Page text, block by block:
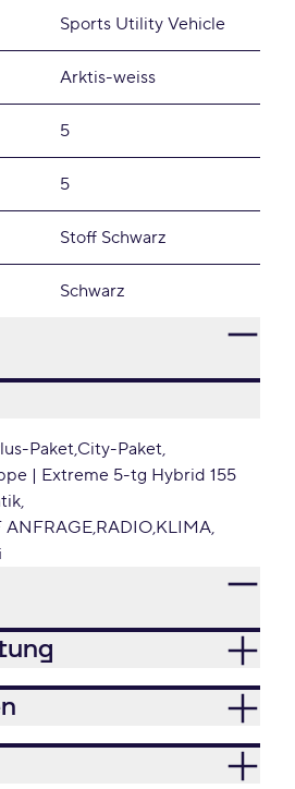
Sports Utility Vehicle
Arktis-weiss
5
5
Stoff Schwarz
Schwarz
Paket City-Paket
| Extreme 5-tg Hybrid 155
ANFRAGE RADIO KLIMA